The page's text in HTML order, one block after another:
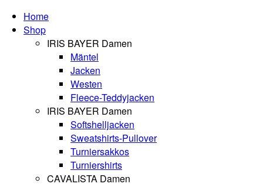
Home
Shop
IRIS BAYER Damen
Mäntel
Jacken
Westen
Fleece-Teddyjacken
IRIS BAYER Damen
Softshelljacken
Sweatshirts-Pullover
Turniersakkos
Turniershirts
CAVALISTA Damen